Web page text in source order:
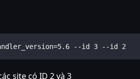
--id 3 --id 2
site có ID 2 và 3